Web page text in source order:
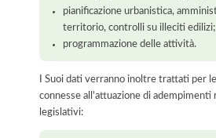
pianificazione urbanistica,
territorio, controlli su illeciti edilizi;
programmazione delle attività.
I Suoi dati verranno inoltre trattati per
connesse all'attuazione di adempimenti
legislativi: